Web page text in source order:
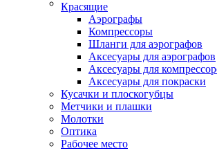
Красящие
Аэрографы
Компрессоры
Шланги для аэрографов
Аксесуары для аэрографов
Аксесуары для
Аксесуары для покраски
Кусачки и плоскогубцы
Метчики и плашки
Молотки
Оптика
Рабочее место